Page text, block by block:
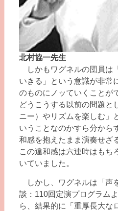
北村協一先生
しかもワグネルの団員は
いきる」という意識が非常
のものにノッていくことが
どうこうする以前の問題と
ニー）やリズムを楽しむ」
いうことなのかすら分から
和感を抱えたまま演奏せざ
この違和感は六連時はもち
いていました。
しかし、ワグネルは「声
談：110回定演プログラム
ら、結果的に「重厚長大な